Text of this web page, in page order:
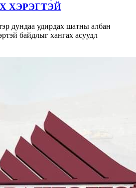
ХЭРЭГТЭЙ
дундаа удирдах шатны албан
байдлыг хангах асуудл